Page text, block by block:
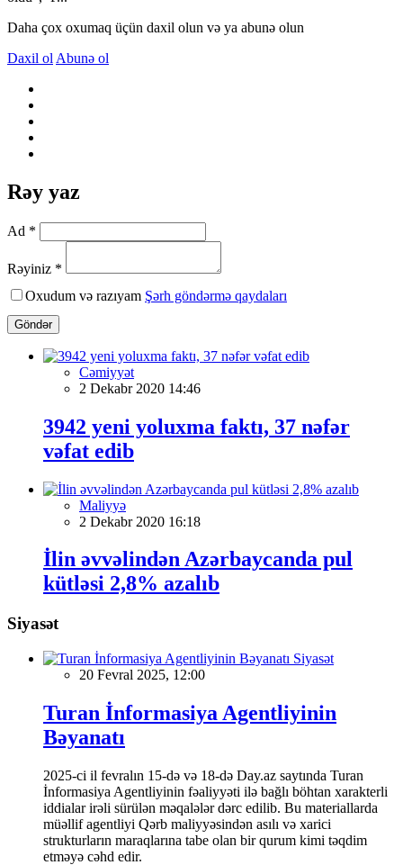
Daha çox oxumaq üçün daxil olun və ya abunə olun
Daxil ol Abunə ol
Rəy yaz
Ad *
Rəyiniz *
Oxudum və razıyam Şərh göndərmə qaydaları
Göndər
Cəmiyyət
2 Dekabr 2020 14:46
3942 yeni yoluxma faktı, 37 nəfər
vəfat edib
Maliyyə
2 Dekabr 2020 16:18
İlin əvvəlindən Azərbaycanda pul
kütləsi 2,8% azalıb
Siyasət
Siyasət
20 Fevral 2025, 12:00
Turan İnformasiya Agentliyinin
Bəyanatı
2025-ci il fevralın 15-də və 18-də Day.az saytında Turan
İnformasiya Agentliyinin fəaliyyəti ilə bağlı böhtan xarakterli
iddialar irəli sürülən məqalələr dərc edilib. Bu materiallarda
müəllif agentliyi Qərb maliyyəsindən asılı və xarici
strukturların maraqlarına tabe olan bir qurum kimi təqdim
etməyə cəhd edir.